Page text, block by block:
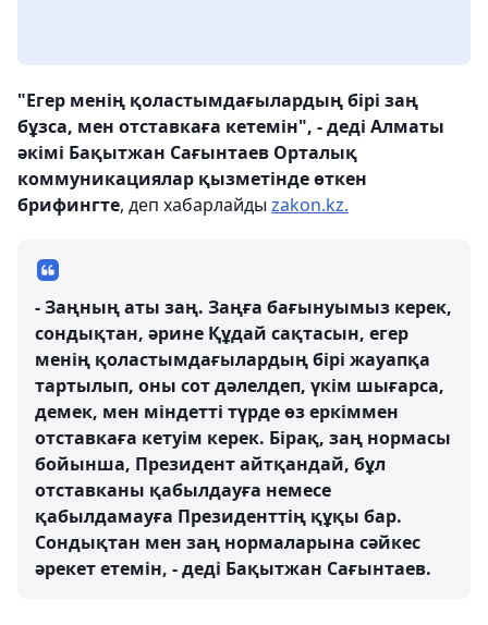
"Егер менің қоластымдағылардың бірі заң
бұзса, мен отставкаға кетемін", - деді Алматы
әкімі Бақытжан Сағынтаев Орталық
коммуникациялар қызметінде өткен
брифингте, деп хабарлайды zakon.kz.
- Заңның аты заң. Заңға бағынуымыз керек,
сондықтан, әрине Құдай сақтасын, егер
менің қоластымдағылардың бірі жауапқа
тартылып, оны сот дәлелдеп, үкім шығарса,
демек, мен міндетті түрде өз еркіммен
отставкаға кетуім керек. Бірақ, заң нормасы
бойынша, Президент айтқандай, бұл
отставканы қабылдауға немесе
қабылдамауға Президенттің құқы бар.
Сондықтан мен заң нормаларына сәйкес
әрекет етемін, - деді Бақытжан Сағынтаев.